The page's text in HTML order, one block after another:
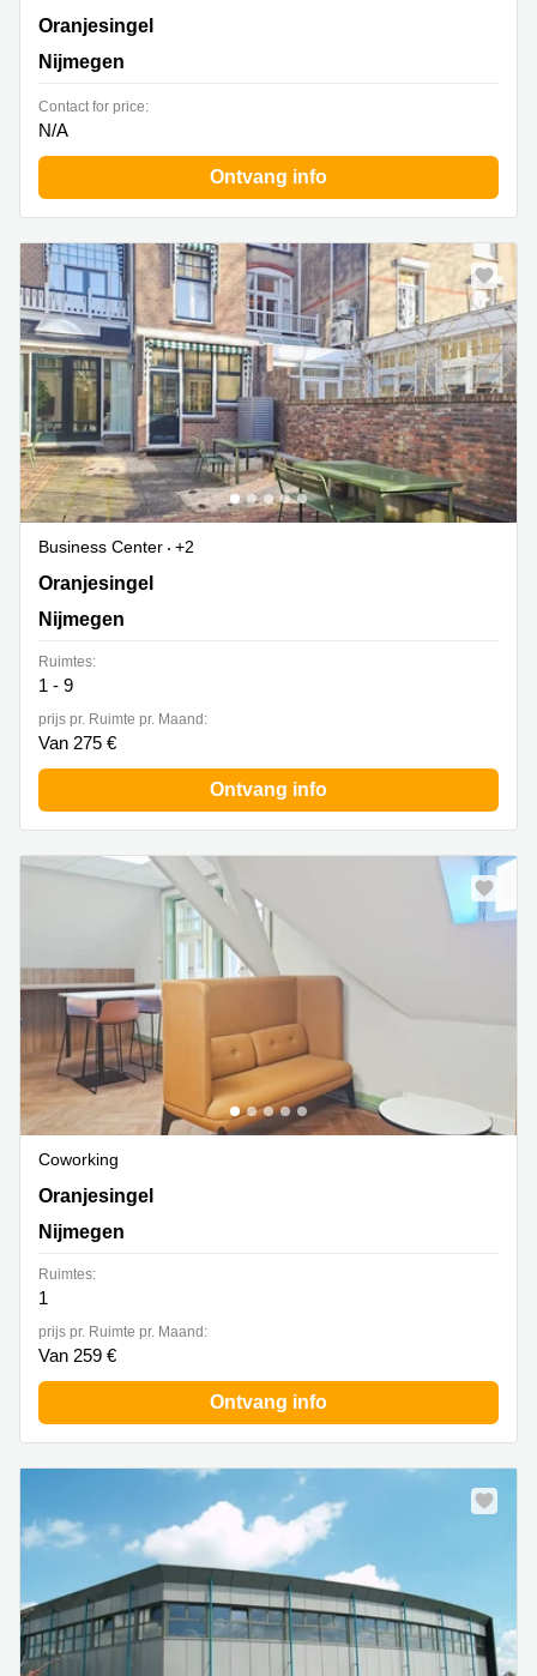
Oranjesingel 51, Nijmegen
Oranjesingel
Nijmegen
Contact for price:
N/A
Ontvang info
Business Center
+2
Oranjesingel 51, Nijmegen
Oranjesingel
Nijmegen
Ruimtes:
1 - 9
prijs pr. Ruimte pr. Maand:
Van 275 €
Ontvang info
Coworking
Oranjesingel 51, Nijmegen
Oranjesingel
Nijmegen
Ruimtes:
1
prijs pr. Ruimte pr. Maand:
Van 259 €
Ontvang info